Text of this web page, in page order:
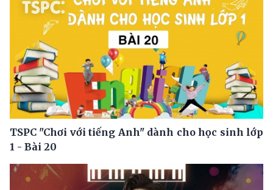
TSPC "Chơi với tiếng Anh" dành cho học sinh lớp
1 - Bài 20